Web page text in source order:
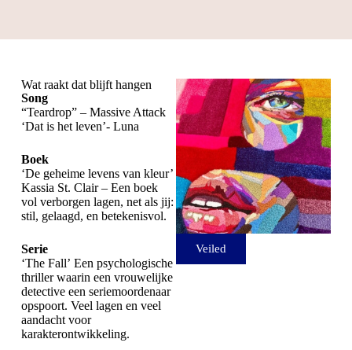
Wat raakt dat blijft hangen
Song
“Teardrop” – Massive Attack
‘Dat is het leven’- Luna
Boek
‘De geheime levens van kleur’
Kassia St. Clair – Een boek
vol verborgen lagen, net als jij:
stil, gelaagd, en betekenisvol.
Serie
‘The Fall’ Een psychologische
thriller waarin een vrouwelijke
detective een seriemoordenaar
opspoort. Veel lagen en veel
aandacht voor
karakterontwikkeling.
Veiled